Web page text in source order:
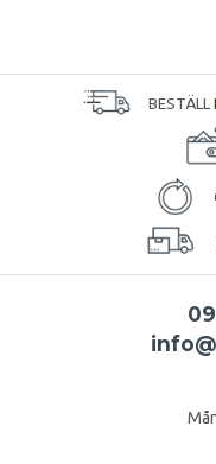
BESTÄLL